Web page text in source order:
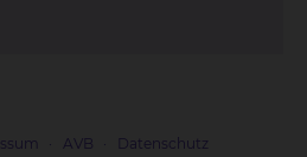
AVB
Datenschutz